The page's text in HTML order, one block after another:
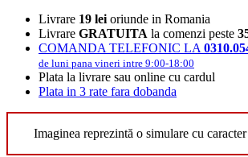
Livrare 19 lei oriunde in Romania
Livrare GRATUITA la comenzi peste
COMANDA TELEFONIC LA
de luni pana vineri intre 9:00-18:00
Plata la livrare sau online cu cardul
Plata in 3 rate fara dobanda
Imaginea reprezintă o simulare cu